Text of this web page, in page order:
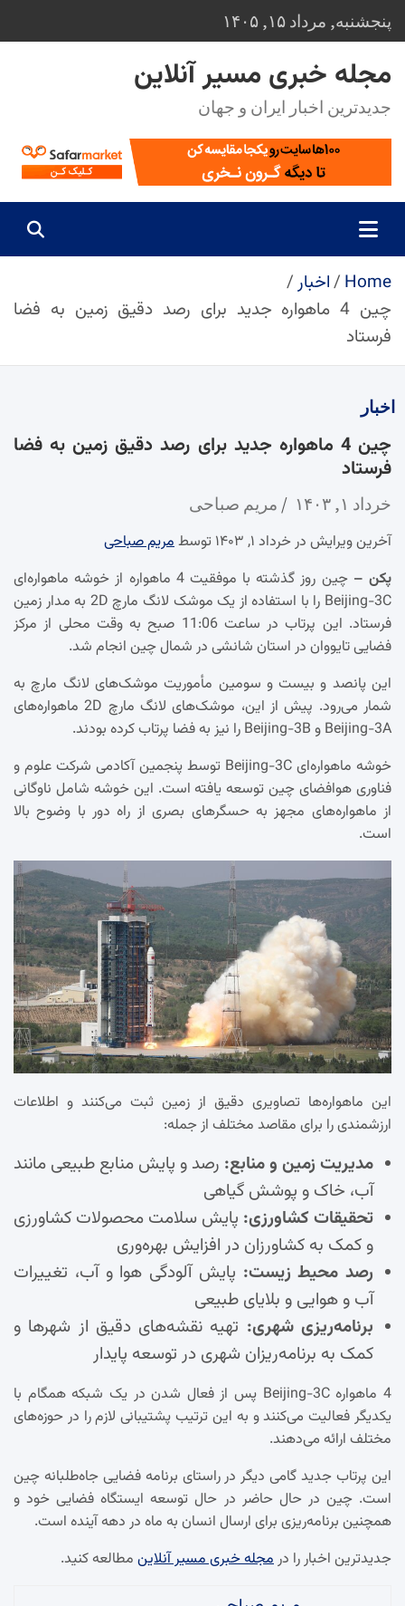
Skip
to
content
پنجشنبه, مرداد ۱۵, ۱۴۰۵
مجله خبری مسیر آنلاین
جدیدترین اخبار ایران و جهان
Home
اخبار
چین 4 ماهواره جدید برای رصد دقیق زمین به فضا
فرستاد
اخبار
چین 4 ماهواره جدید برای رصد دقیق زمین به فضا
فرستاد
خرداد ۱, ۱۴۰۳ مریم صباحی
آخرین ویرایش در خرداد ۱, ۱۴۰۳ توسط
مریم صباحی
پکن –
چین روز گذشته با موفقیت 4 ماهواره از خوشه ماهواره‌ای
Beijing-3C را با استفاده از یک موشک لانگ مارچ 2D به مدار زمین
فرستاد. این پرتاب در ساعت 11:06 صبح به وقت محلی از مرکز
فضایی تایووان در استان شانشی در شمال چین انجام شد.
این پانصد و بیست و سومین مأموریت موشک‌های لانگ مارچ به
شمار می‌رود. پیش از این، موشک‌های لانگ مارچ 2D ماهواره‌های
Beijing-3A و Beijing-3B را نیز به فضا پرتاب کرده بودند.
خوشه ماهواره‌ای Beijing-3C توسط پنجمین آکادمی شرکت علوم و
فناوری هوافضای چین توسعه یافته است. این خوشه شامل ناوگانی
از ماهواره‌های مجهز به حسگرهای بصری از راه دور با وضوح بالا
است.
این ماهواره‌ها تصاویری دقیق از زمین ثبت می‌کنند و اطلاعات
ارزشمندی را برای مقاصد مختلف از جمله:
مدیریت زمین و منابع: رصد و پایش منابع طبیعی مانند
آب، خاک و پوشش گیاهی
تحقیقات کشاورزی: پایش سلامت محصولات کشاورزی
و کمک به کشاورزان در افزایش بهره‌وری
رصد محیط زیست: پایش آلودگی هوا و آب، تغییرات
آب و هوایی و بلایای طبیعی
برنامه‌ریزی شهری: تهیه نقشه‌های دقیق از شهرها و
کمک به برنامه‌ریزان شهری در توسعه پایدار
4 ماهواره Beijing-3C پس از فعال شدن در یک شبکه همگام با
یکدیگر فعالیت می‌کنند و به این ترتیب پشتیبانی لازم را در حوزه‌های
مختلف ارائه می‌دهند.
این پرتاب جدید گامی دیگر در راستای برنامه فضایی جاه‌طلبانه چین
است. چین در حال حاضر در حال توسعه ایستگاه فضایی خود و
همچنین برنامه‌ریزی برای ارسال انسان به ماه در دهه آینده است.
جدیدترین اخبار را درمجله خبری مسیر آنلاین مطالعه کنید.